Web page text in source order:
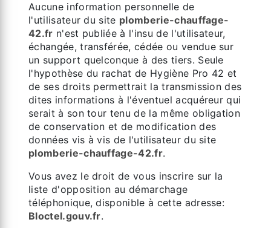
Aucune information personnelle de
l'utilisateur du site plomberie-chauffage-
42.fr n'est publiée à l'insu de l'utilisateur,
échangée, transférée, cédée ou vendue sur
un support quelconque à des tiers. Seule
l'hypothèse du rachat de Hygiène Pro 42 et
de ses droits permettrait la transmission des
dites informations à l'éventuel acquéreur qui
serait à son tour tenu de la même obligation
de conservation et de modification des
données vis à vis de l'utilisateur du site
plomberie-chauffage-42.fr.
Vous avez le droit de vous inscrire sur la
liste d'opposition au démarchage
téléphonique, disponible à cette adresse:
Bloctel.gouv.fr.